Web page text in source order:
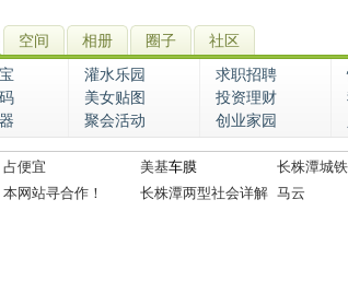
空间 相册 圈子 社区
灌水乐园 求职招聘
美女贴图 投资理财
聚会活动 创业家园
占便宜 美基车膜
长株潭城铁
本网站寻合作！ 长株潭两型社会详解 马云